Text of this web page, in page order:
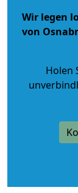
Wir legen
von
Holen